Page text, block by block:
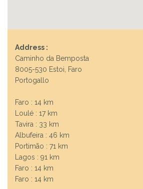
Previous
Address :
Caminho da Bemposta
8005-530 Estoi, Faro
Portogallo
Faro : 14 km
Loulé : 17 km
Tavira : 33 km
Albufeira : 46 km
Portimão : 71 km
Lagos : 91 km
Faro : 14 km
Faro : 14 km